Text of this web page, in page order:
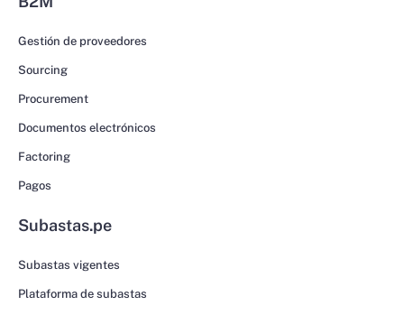
Gestión de proveedores
Sourcing
Procurement
Documentos electrónicos
Factoring
Pagos
Subastas.pe
Subastas vigentes
Plataforma de subastas